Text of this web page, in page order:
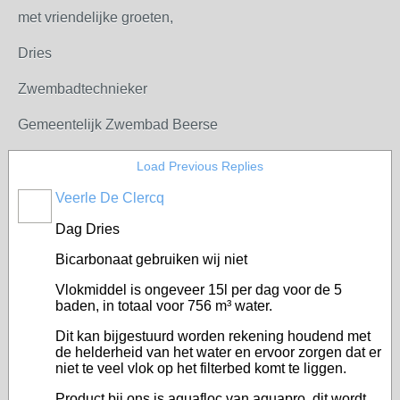
met vriendelijke groeten,
Dries
Zwembadtechnieker
Gemeentelijk Zwembad Beerse
Load Previous Replies
Veerle De Clercq
Dag Dries
Bicarbonaat gebruiken wij niet
Vlokmiddel is ongeveer 15l per dag voor de 5
baden, in totaal voor 756 m³ water.
Dit kan bijgestuurd worden rekening houdend met
de helderheid van het water en ervoor zorgen dat er
niet te veel vlok op het filterbed komt te liggen.